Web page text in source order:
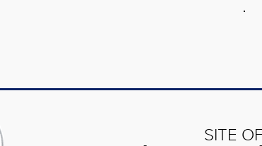
SITE